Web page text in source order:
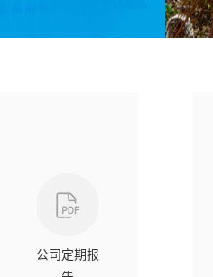
公司定期报